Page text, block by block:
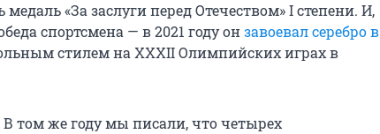
«За заслуги перед Отечеством» I степени. И,
спортсмена — в 2021 году онзавоевал серебро в
стилем на XXXII Олимпийских играх в
том же году мы писали, что четырех